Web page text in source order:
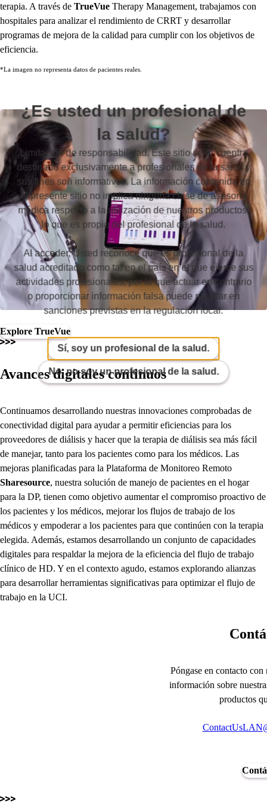
terapia. A través de TrueVue Therapy Management, trabajamos con
hospitales para analizar el rendimiento de CRRT y desarrollar
programas de mejora de la calidad para cumplir con los objetivos de
eficiencia.
*La imagen no representa datos de pacientes reales.
Explore TrueVue
Avances digitales continuos
Continuamos desarrollando nuestras innovaciones comprobadas de
conectividad digital para ayudar a permitir eficiencias para los
proveedores de diálisis y hacer que la terapia de diálisis sea más fácil
de manejar, tanto para los pacientes como para los médicos. Las
mejoras planificadas para la Plataforma de Monitoreo Remoto
Sharesource, nuestra solución de manejo de pacientes en el hogar
para la DP, tienen como objetivo aumentar el compromiso proactivo de
los pacientes y los médicos, mejorar los flujos de trabajo de los
médicos y empoderar a los pacientes para que continúen con la terapia
elegida. Además, estamos desarrollando un conjunto de capacidades
digitales para respaldar la mejora de la eficiencia del flujo de trabajo
clínico de HD. Y en el contexto agudo, estamos explorando alianzas
para desarrollar herramientas significativas para optimizar el flujo de
trabajo en la UCI.
Póngase en contacto con
información sobre
productos
¿Es usted un profesional de
la salud?
Limitación de responsabilidad. Este sitio se encuentra
destinado exclusivamente a profesionales de la salud y
sus fines son informativos. La información contenida en
el presente sitio no implica ninguna clase de asesoría
médica respecto a la utilización de nuestros productos,
lo que es propio del profesional de la salud.
Al acceder, Usted reconoce que es profesional de la
salud acreditado como tal en el país en el que ejerce sus
actividades profesionales, por lo que actuar en contrario
o proporcionar información falsa puede resultar en
sanciones previstas en la regulación local.
Sí, soy un profesional de la salud.
No, no soy un profesional de la salud.